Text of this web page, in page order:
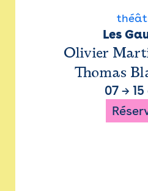
Les
Olivier
Thomas
07→